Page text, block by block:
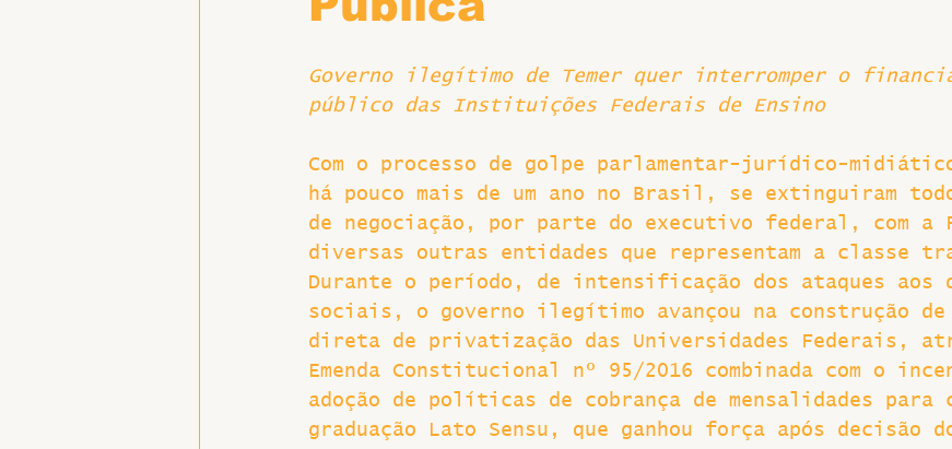
Coordenações Efetivos
Notícias Imprensa e comunicação Politicas Socias Antirracismo
Sintet News Suplentes
Governo ilegítimo de Temer quer interromper o
público das Instituições Federais de Ensino
Com o processo de golpe parlamentar-jurídico-
há pouco mais de um ano no Brasil, se extinguiram
de negociação, por parte do executivo federal, com a
diversas outras entidades que representam a classe
Durante o período, de intensificação dos ataques
sociais, o governo ilegítimo avançou na construção
direta de privatização das Universidades Federais,
Emenda Constitucional nº 95/2016 combinada com o
adoção de políticas de cobrança de mensalidades para
graduação Lato Sensu, que ganhou força após decisão